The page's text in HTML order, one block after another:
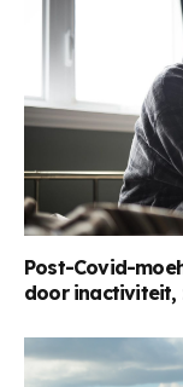
Post-Covid-
door inactiviteit,